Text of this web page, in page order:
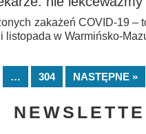
zakażeń COVID-19 –
listopada w Warmińsko-
… 304 NASTĘPNE »